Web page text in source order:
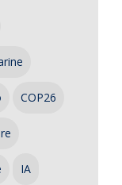
COP26
IA